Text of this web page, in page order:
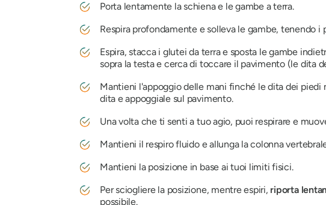
Porta lentamente la schiena e le gambe a terra.
Respira profondamente e solleva le gambe, tenendo
Espira, stacca i glutei da terra e sposta le gambe
sopra la testa e cerca di toccare il pavimento (le dita
Mantieni l'appoggio delle mani finché le dita dei
dita e appoggiale sul pavimento.
Una volta che ti senti a tuo agio, puoi respirare e
Mantieni il respiro fluido e allunga la colonna
Mantieni la posizione in base ai tuoi limiti fisici.
Per sciogliere la posizione, mentre espiri, riporta
possibile.